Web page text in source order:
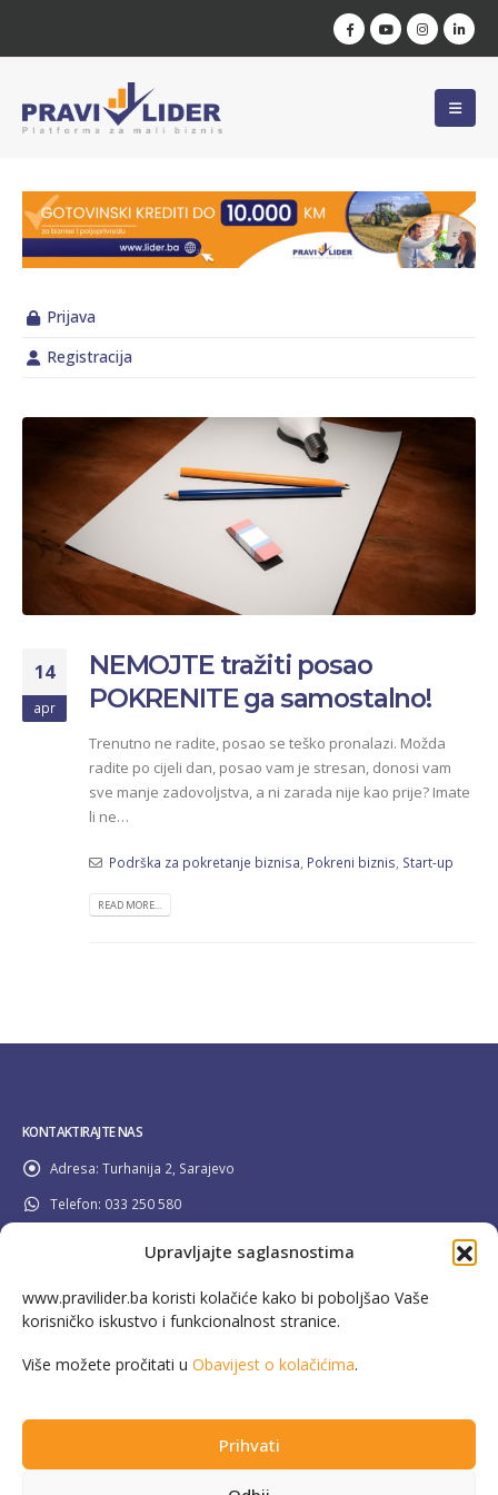
Upravljajte saglasnostima
www.pravilider.ba koristi kolačiće kako bi poboljšao Vaše
korisničko iskustvo i funkcionalnost stranice.
Više možete pročitati u Obavijest o kolačićima.
Prihvati
Prijava
Registracija
14
apr
NEMOJTE tražiti posao
POKRENITE ga samostalno!
Trenutno ne radite, posao se teško pronalazi. Možda
radite po cijeli dan, posao vam je stresan, donosi vam
sve manje zadovoljstva, a ni zarada nije kao prije? Imate
li ne…
Podrška za pokretanje biznisa Pokreni biznis Start-up
READ MORE...
KONTAKTIRAJTE NAS
Adresa: Turhanija 2, Sarajevo
Telefon: 033 250 580